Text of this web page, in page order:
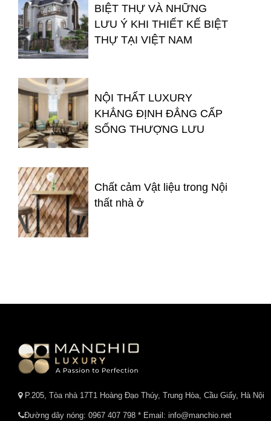
BIỆT THỰ VÀ NHỮNG
LƯU Ý KHI THIẾT KẾ BIỆT
THỰ TẠI VIỆT NAM
NỘI THẤT LUXURY
KHẲNG ĐỊNH ĐẲNG CẤP
SỐNG THƯỢNG LƯU
Chất cảm Vật liệu trong Nội
thất nhà ở
P.205, Tòa nhà 17T1 Hoàng Đạo Thúy, Trung Hòa, Cầu Giấy, Hà Nội
Đường dây nóng: 0967 407 798 * Email: info@manchio.net